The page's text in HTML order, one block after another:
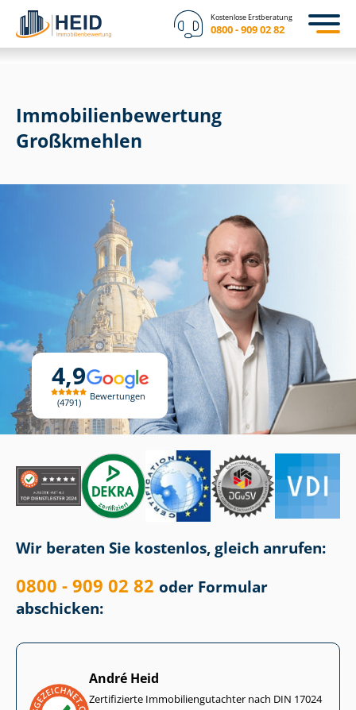
Kostenlose Erstberatung
0800 - 909 02 82
4,9
4791
Bewertungen
Immobilien­bewertung
Großkmehlen
Wir beraten Sie kostenlos, gleich anrufen:
0800 - 909 02 82 oder Formular
abschicken:
André Heid
Zertifizierte Im­mo­bi­li­en­gut­ach­ter nach DIN 17024